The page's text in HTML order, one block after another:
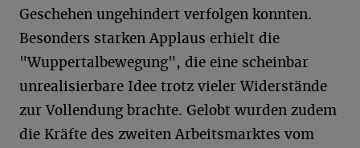
Geschehen ungehindert verfolgen konnten.
Besonders starken Applaus erhielt die
"Wuppertalbewegung", die eine scheinbar
unrealisierbare Idee trotz vieler Widerstände
zur Vollendung brachte. Gelobt wurden zudem
die Kräfte des zweiten Arbeitsmarktes vom